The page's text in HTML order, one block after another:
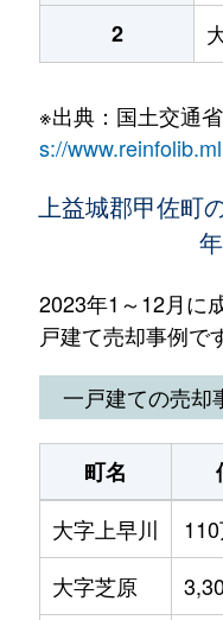
2
※出典：国土交通
s://
上益城郡甲佐町
2023年1～12月に
戸建て売却事例で
一戸建ての売却
町名
大字上早川
大字芝原